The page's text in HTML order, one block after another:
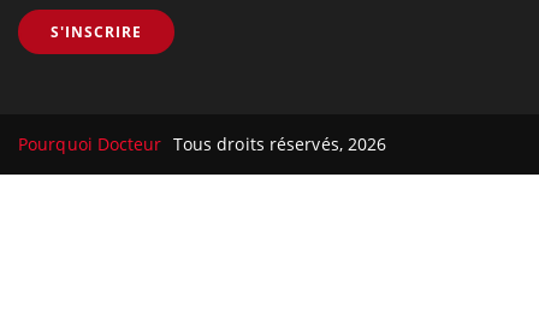
S'INSCRIRE
Pourquoi Docteur Tous droits réservés, 2026